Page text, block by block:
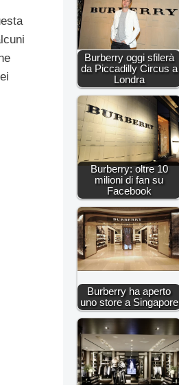
Burberry oggi sfilerà
da Piccadilly Circus a
Londra
Burberry: oltre 10
milioni di fan su
Facebook
Burberry ha aperto
uno store a Singapore